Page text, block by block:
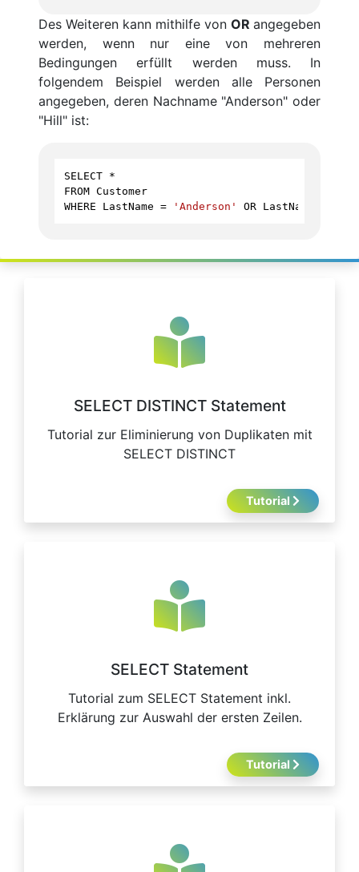
Des Weiteren kann mithilfe von OR angegeben
werden, wenn nur eine von mehreren
Bedingungen erfüllt werden muss. In
folgendem Beispiel werden alle Personen
angegeben, deren Nachname "Anderson" oder
"Hill" ist:
SELECT *
FROM Customer
WHERE
LastName = 'Anderson' OR LastName
SELECT DISTINCT Statement
Tutorial zur Eliminierung von Duplikaten mit
SELECT DISTINCT
Tutorial
SELECT Statement
Tutorial zum SELECT Statement inkl.
Erklärung zur Auswahl der ersten Zeilen.
Tutorial